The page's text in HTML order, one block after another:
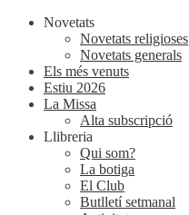
Novetats
Novetats religioses
Novetats generals
Els més venuts
Estiu 2026
La Missa
Alta subscripció
Llibreria
Qui som?
La botiga
El Club
Butlletí setmanal